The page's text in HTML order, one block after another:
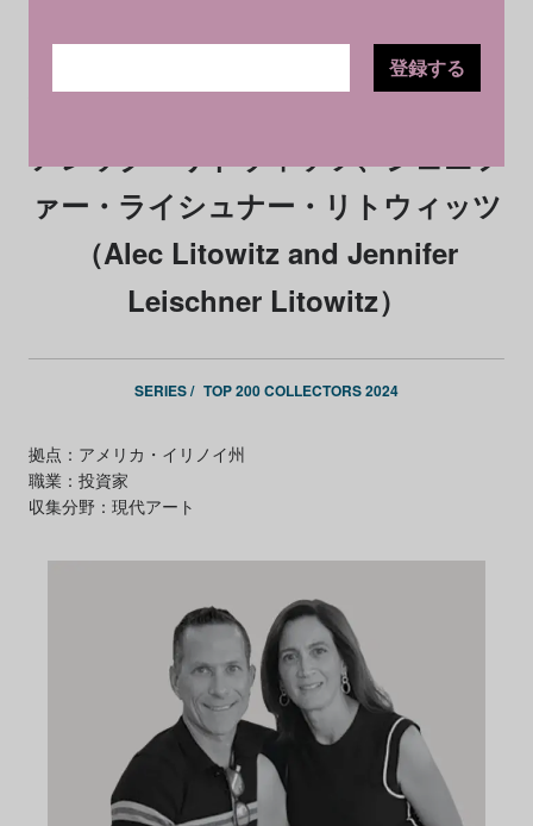
2025.01.06
アレック・リトウィッツ、ジェニフ
ァー・ライシュナー・リトウィッツ
（Alec Litowitz and Jennifer
Leischner Litowitz）
SERIES / TOP 200 COLLECTORS 2024
拠点：アメリカ・イリノイ州
職業：投資家
収集分野：現代アート
登録する